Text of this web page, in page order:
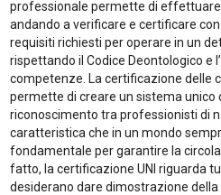
professionale permette di
andando a verificare e certificare
requisiti richiesti per operare in un
rispettando il Codice Deontologico e
competenze. La certificazione delle
permette di creare un sistema unico
riconoscimento tra professionisti di
caratteristica che in un mondo
fondamentale per garantire la
fatto, la certificazione UNI riguarda
desiderano dare dimostrazione